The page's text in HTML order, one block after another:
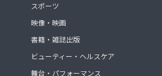
スポーツ
映像・映画
書籍・雑誌出版
ビューティー・ヘルスケア
舞台・パフォーマンス